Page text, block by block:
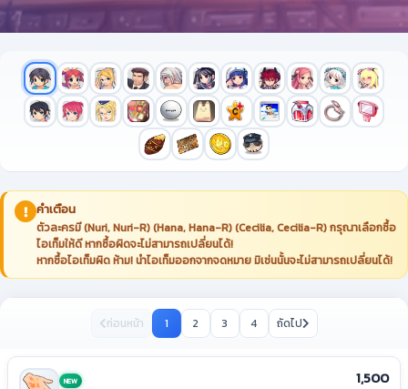
คำเตือน
ตัวละครมี (Nuri, Nuri-R) (Hana, Hana-R) (Cecilia, Cecilia-R) กรุณาเลือกซื้อ
ไอเท็มให้ดี หากซื้อผิดจะไม่สามารถเปลี่ยนได้!
หากซื้อไอเท็มผิด ห้าม! นำไอเท็มออกจากจดหมาย มิเช่นนั้นจะไม่สามารถเปลี่ยนได้!
ก่อนหน้า 1 2 3 4 ถัดไป
NEW 1,500